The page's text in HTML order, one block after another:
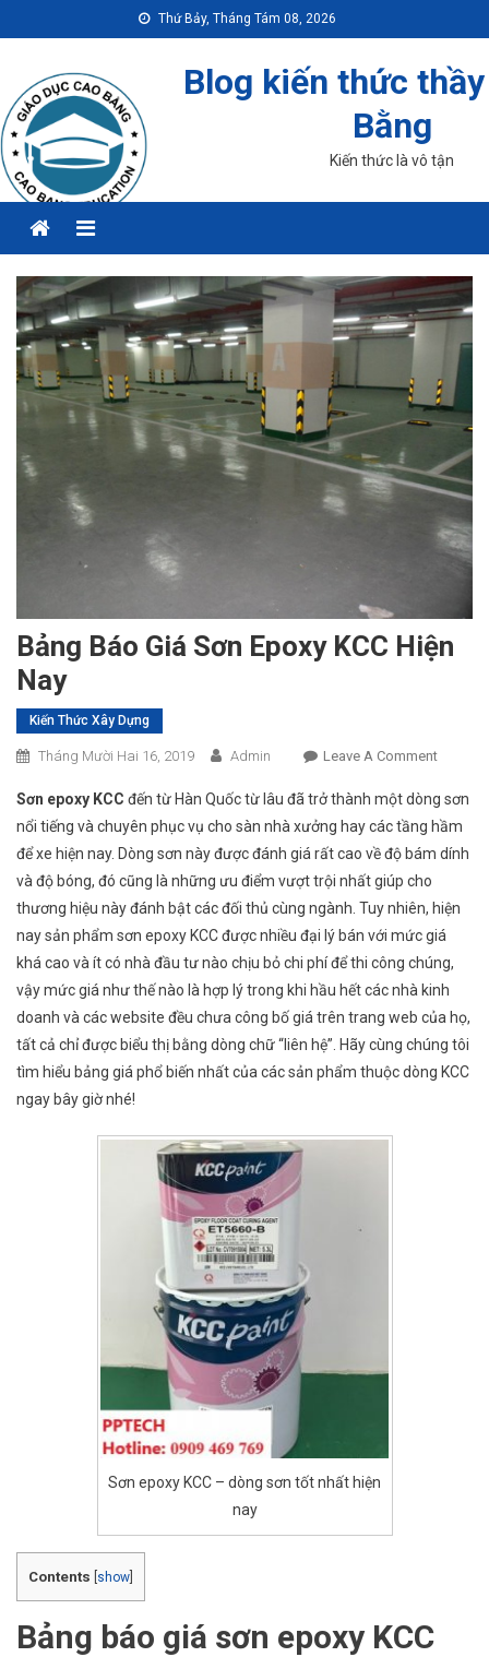
to
Thứ Bảy, Tháng Tám 08, 2026
Blog kiến thức
Bằng
Kiến thức là vô tận
Menu
Bảng Báo Giá Sơn Epoxy KCC Hiện
Nay
Kiến Thức Xây Dựng
Tháng Mười Hai 16, 2019 Admin Leave A CommentOn
Báo
Giá
Sơn
KCC
Hiện
Sơn epoxy KCC đến từ Hàn Quốc từ lâu đã trở thành một dòng sơn
nổi tiếng và chuyên phục vụ cho sàn nhà xưởng hay các tầng hầm
để xe hiện nay. Dòng sơn này được đánh giá rất cao về độ bám dính
và độ bóng, đó cũng là những ưu điểm vượt trội nhất giúp cho
thương hiệu này đánh bật các đối thủ cùng ngành. Tuy nhiên, hiện
nay sản phẩm sơn epoxy KCC được nhiều đại lý bán với mức giá
khá cao và ít có nhà đầu tư nào chịu bỏ chi phí để thi công chúng,
vậy mức giá như thế nào là hợp lý trong khi hầu hết các nhà kinh
doanh và các website đều chưa công bố giá trên trang web của họ,
tất cả chỉ được biểu thị bằng dòng chữ “liên hệ”. Hãy cùng chúng tôi
tìm hiểu bảng giá phổ biến nhất của các sản phẩm thuộc dòng KCC
ngay bây giờ nhé!
Sơn epoxy KCC – dòng sơn tốt nhất hiện
nay
Contents show
Bảng báo giá sơn epoxy KCC